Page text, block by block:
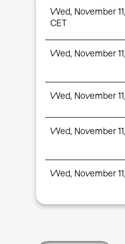
Wed, November
CET
Wed, November
Wed, November
Wed, November
Wed, November